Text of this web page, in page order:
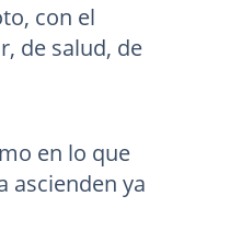
con el
de salud, de
en lo que
ascienden ya